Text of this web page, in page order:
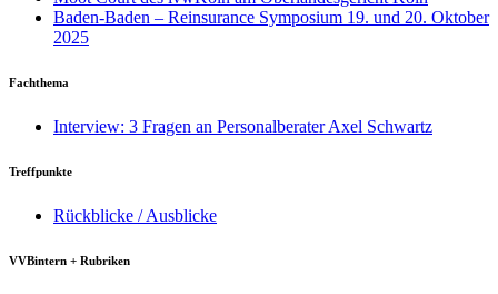
Baden-Baden – Reinsurance Symposium 19. und 20. Oktober
2025
Fachthema
Interview: 3 Fragen an Personalberater Axel Schwartz
Treffpunkte
Rückblicke / Ausblicke
VVBintern + Rubriken